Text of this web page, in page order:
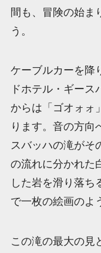
間も、冒険の始ま
う。
ケーブルカーを降
ドホテル・ギー
からは「ゴオォォ
ります。音の方向
スバッハの滝がそ
の流れに分かれた
した岩を滑り落ち
で一枚の絵画のよ
この滝の最大の見